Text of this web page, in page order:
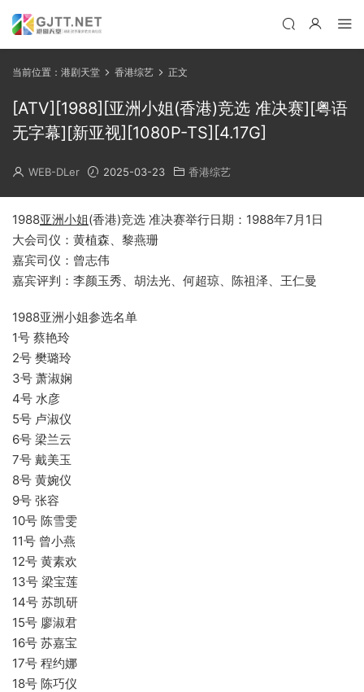
当前位置： 港剧天堂 香港综艺 正文
[ATV][1988][亚洲小姐(香港)竞选 准决赛][粤语
无字幕][新亚视][1080P-TS][4.17G]
WEB-DLer 2025-03-23 香港综艺
1988亚洲小姐(香港)竞选 准决赛举行日期：1988年7月1日
大会司仪：黄植森、黎燕珊
嘉宾司仪：曾志伟
嘉宾评判：李颜玉秀、胡法光、何超琼、陈祖泽、王仁曼
1988亚洲小姐参选名单
1号 蔡艳玲
2号 樊璐玲
3号 萧淑娴
4号 水彦
5号 卢淑仪
6号 梁兰云
7号 戴美玉
8号 黄婉仪
9号 张容
10号 陈雪雯
11号 曾小燕
12号 黄素欢
13号 梁宝莲
14号 苏凯研
15号 廖淑君
16号 苏嘉宝
17号 程约娜
18号 陈巧仪